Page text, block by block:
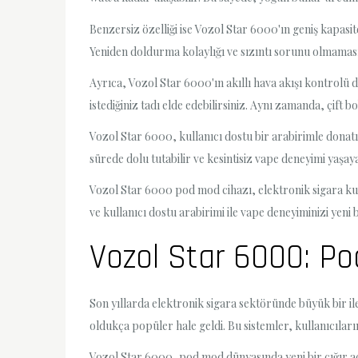
Benzersiz özelliği ise Vozol Star 6000'ın geniş
Yeniden doldurma kolaylığı ve sızıntı sorunu
Ayrıca, Vozol Star 6000'ın akıllı hava akışı
istediğiniz tadı elde edebilirsiniz. Aynı zamanda, çift
Vozol Star 6000, kullanıcı dostu bir arabirimle
sürede dolu tutabilir ve kesintisiz vape deneyimi
Vozol Star 6000 pod mod cihazı, elektronik sigara
ve kullanıcı dostu arabirimi ile vape deneyiminizi
Vozol Star 6000:
Son yıllarda elektronik sigara sektöründe büyük bir
oldukça popüler hale geldi. Bu sistemler,